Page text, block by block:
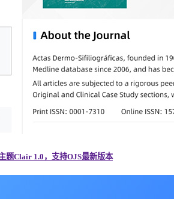
题Clair 1.0，支持OJS最新版本